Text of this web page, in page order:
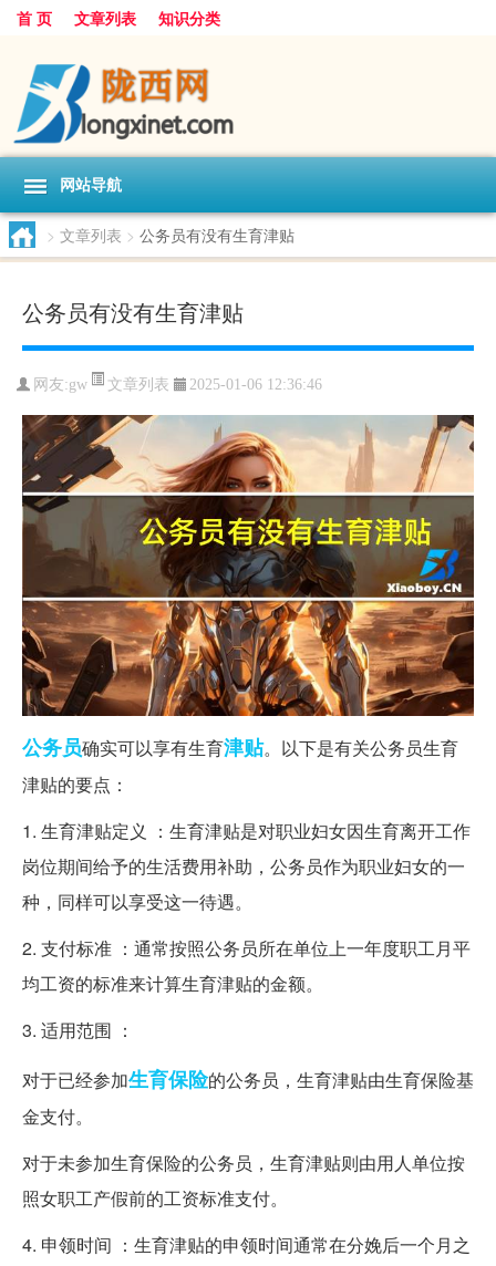
首 页 文章列表 知识分类
网站导航
> 文章列表 > 公务员有没有生育津贴
公务员有没有生育津贴
网友:gw 文章列表 2025-01-06 12:36:46
公务员确实可以享有生育津贴。以下是有关公务员生育
津贴的要点：
1. 生育津贴定义 ：生育津贴是对职业妇女因生育离开工作
岗位期间给予的生活费用补助，公务员作为职业妇女的一
种，同样可以享受这一待遇。
2. 支付标准 ：通常按照公务员所在单位上一年度职工月平
均工资的标准来计算生育津贴的金额。
3. 适用范围 ：
对于已经参加生育保险的公务员，生育津贴由生育保险基
金支付。
对于未参加生育保险的公务员，生育津贴则由用人单位按
照女职工产假前的工资标准支付。
4. 申领时间 ：生育津贴的申领时间通常在分娩后一个月之